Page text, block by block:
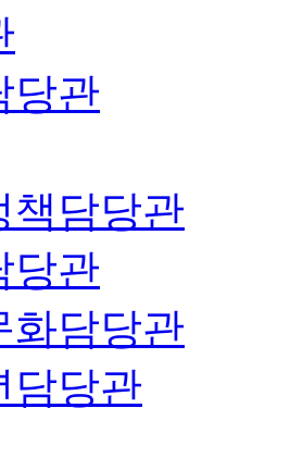
당관
책담당관
당관
화담당관
담당관